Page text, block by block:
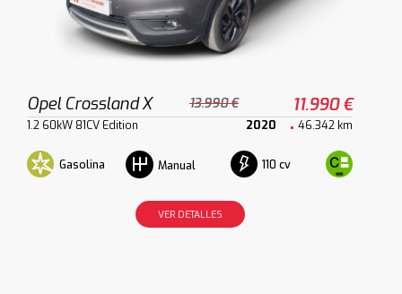
Opel Crossland X 13.990 € 11.990 €
1.2 60kW 81CV Edition 2020 46.342 km
Gasolina Manual 110 cv
VER DETALLES